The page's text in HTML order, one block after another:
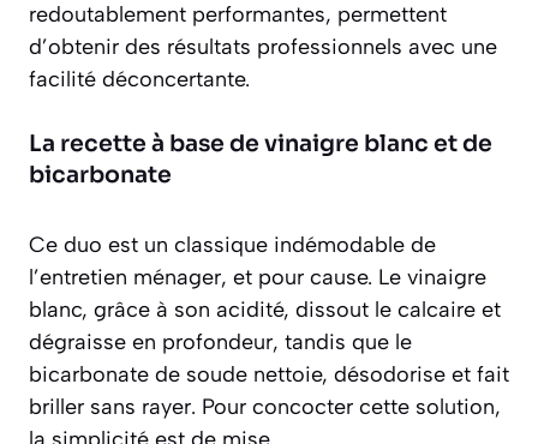
redoutablement performantes, permettent
d’obtenir des résultats professionnels avec une
facilité déconcertante.
La recette à base de vinaigre blanc et de
bicarbonate
Ce duo est un classique indémodable de
l’entretien ménager, et pour cause. Le vinaigre
blanc, grâce à son acidité, dissout le calcaire et
dégraisse en profondeur, tandis que le
bicarbonate de soude nettoie, désodorise et fait
briller sans rayer. Pour concocter cette solution,